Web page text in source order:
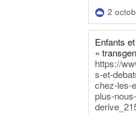
2
Enfants
«
https://
s-et-
chez-les-
plus-